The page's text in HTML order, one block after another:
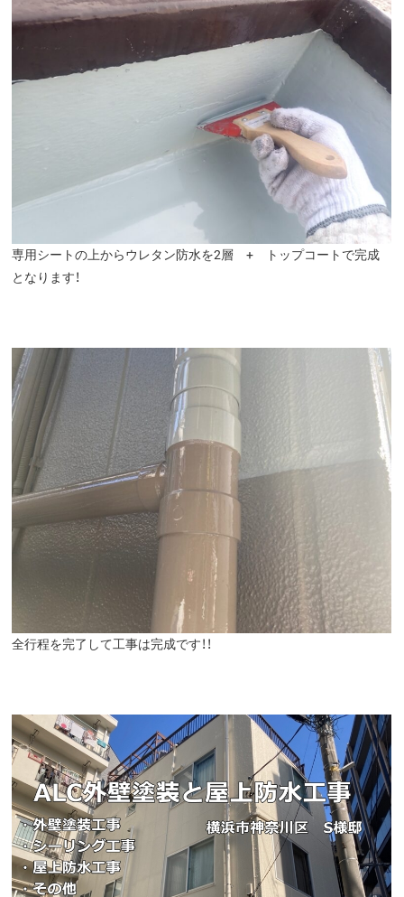
専用シートの上からウレタン防水を2層 + トップコートで完成
となります！
全行程を完了して工事は完成です！！